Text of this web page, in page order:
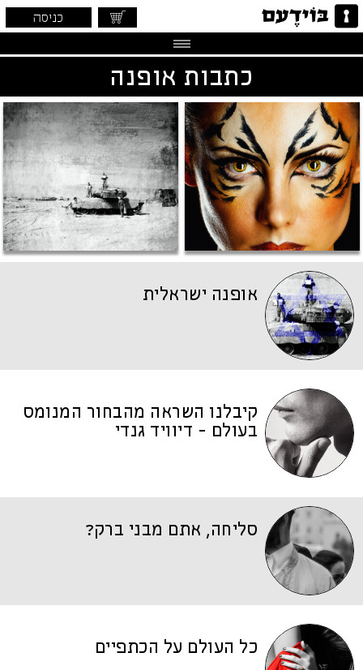
כניסה
כתבות אופנה
אופנה ישראלית
קיבלנו השראה מהבחור המנומס
בעולם - דיוויד גנדי
סליחה, אתם מבני ברק?
כל העולם על הכתפיים